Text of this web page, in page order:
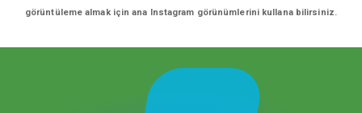
görüntüleme almak için ana Instagram görünümlerini kullana bilirsiniz.